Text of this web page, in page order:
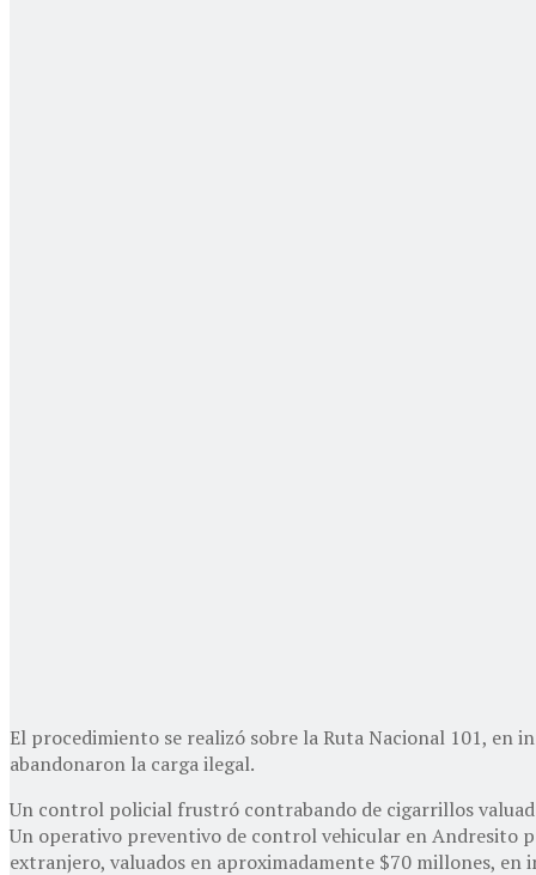
El procedimiento se realizó sobre la Ruta Nacional 101, en
abandonaron la carga ilegal.
Un control policial frustró contrabando de cigarrillos
Un operativo preventivo de control vehicular en Andresito
extranjero, valuados en aproximadamente $70 millones, en